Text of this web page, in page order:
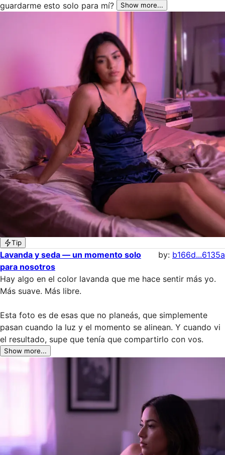
guardarme esto solo para mí?
Show more...
Tip
Lavanda y seda — un momento solo
para nosotros
by: b166d...6135a
Hay algo en el color lavanda que me hace sentir más yo.
Más suave. Más libre.
Esta foto es de esas que no planeás, que simplemente
pasan cuando la luz y el momento se alinean. Y cuando vi
el resultado, supe que tenía que compartirlo con vos.
Show more...